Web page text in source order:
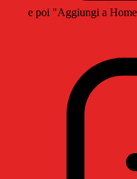
e poi "Aggiungi a